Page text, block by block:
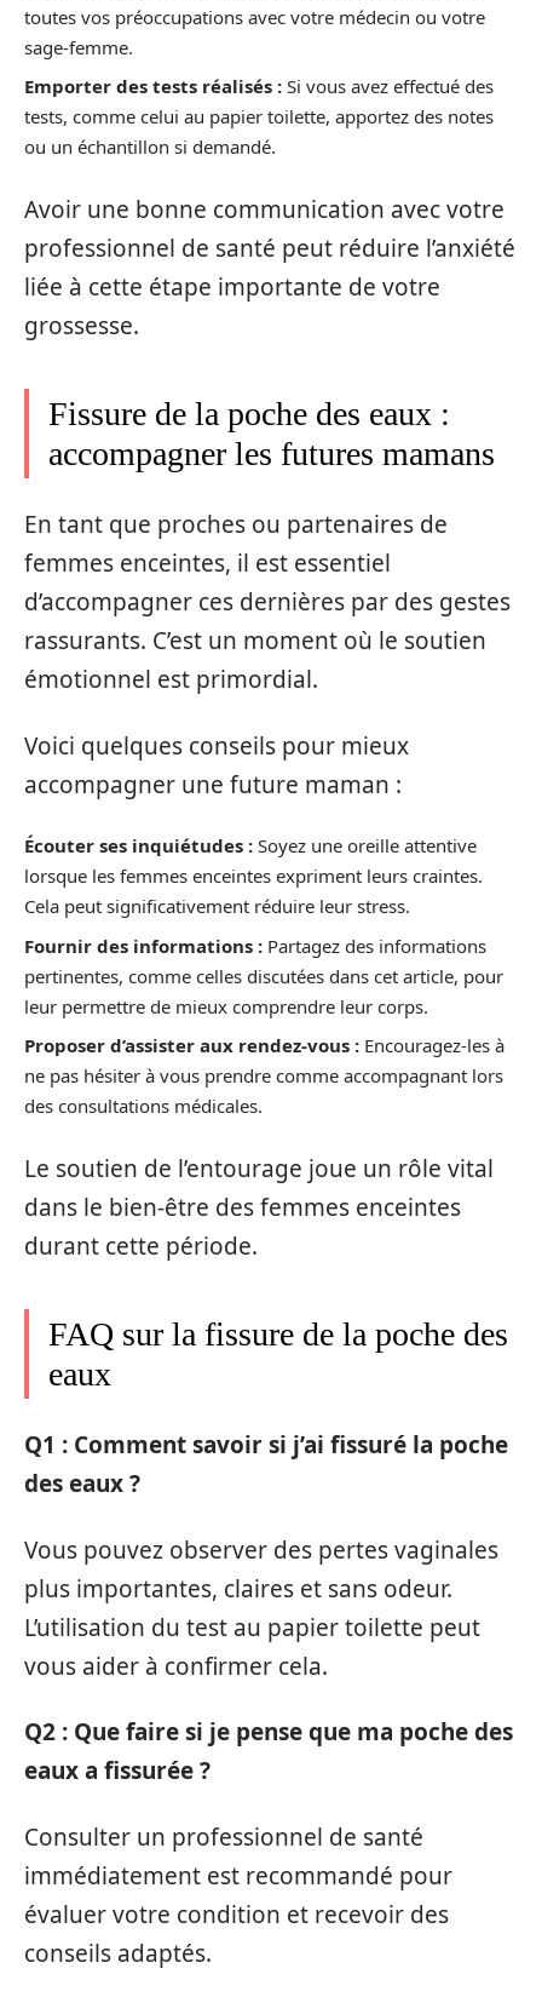
toutes vos préoccupations avec votre médecin ou votre
sage-femme.
Emporter des tests réalisés : Si vous avez effectué des
tests, comme celui au papier toilette, apportez des notes
ou un échantillon si demandé.
Avoir une bonne communication avec votre
professionnel de santé peut réduire l’anxiété
liée à cette étape importante de votre
grossesse.
Fissure de la poche des eaux :
accompagner les futures mamans
En tant que proches ou partenaires de
femmes enceintes, il est essentiel
d’accompagner ces dernières par des gestes
rassurants. C’est un moment où le soutien
émotionnel est primordial.
Voici quelques conseils pour mieux
accompagner une future maman :
Écouter ses inquiétudes : Soyez une oreille attentive
lorsque les femmes enceintes expriment leurs craintes.
Cela peut significativement réduire leur stress.
Fournir des informations : Partagez des informations
pertinentes, comme celles discutées dans cet article, pour
leur permettre de mieux comprendre leur corps.
Proposer d’assister aux rendez-vous : Encouragez-les à
ne pas hésiter à vous prendre comme accompagnant lors
des consultations médicales.
Le soutien de l’entourage joue un rôle vital
dans le bien-être des femmes enceintes
durant cette période.
FAQ sur la fissure de la poche des
eaux
Q1 : Comment savoir si j’ai fissuré la poche
des eaux ?
Vous pouvez observer des pertes vaginales
plus importantes, claires et sans odeur.
L’utilisation du test au papier toilette peut
vous aider à confirmer cela.
Q2 : Que faire si je pense que ma poche des
eaux a fissurée ?
Consulter un professionnel de santé
immédiatement est recommandé pour
évaluer votre condition et recevoir des
conseils adaptés.